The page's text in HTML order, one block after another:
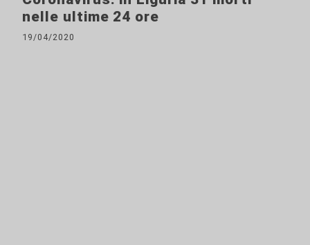
nelle ultime 24 ore
19/04/2020